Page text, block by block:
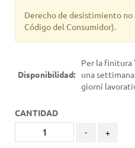
Derecho de desistimiento no
Código del Consumidor).
Disponibilidad:
Per la finitura
una
giorni
CANTIDAD
- +